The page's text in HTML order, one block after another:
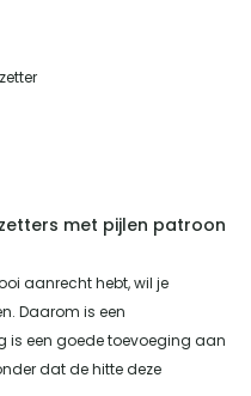
met pijlen patroon
aanrecht hebt, wil je
Daarom is een
is een goede toevoeging aan
dat de hitte deze